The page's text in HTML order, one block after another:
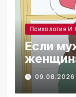
Психология И
Если
выдает
09.08.2026